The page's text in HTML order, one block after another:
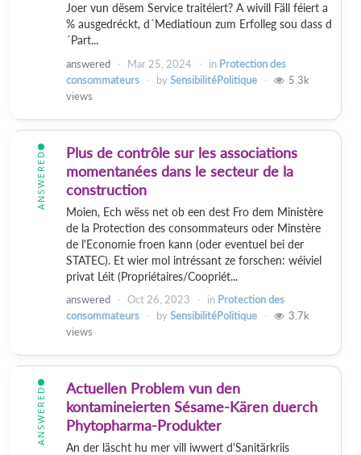
Joer vun dësem Service traitéiert? A wivill Fäll féiert a
% ausgedréckt, d´Mediatioun zum Erfolleg sou dass d
´Part...
answered Mar 25, 2024 in Protection des
consommateurs
bySensibilitéPolitique
5.3k
views
ANSWERED
Plus de contrôle sur les associations
momentanées dans le secteur de la
construction
Moien, Ech wëss net ob een dest Fro dem Ministère
de la Protection des consommateurs oder Minstère
de l'Economie froen kann (oder eventuel bei der
STATEC). Et wier mol intréssant ze forschen: wéiviel
privat Léit (Propriétaires/Coopriét...
answered Oct 26, 2023 in Protection des
consommateurs
bySensibilitéPolitique
3.7k
views
ANSWERED
Actuellen Problem vun den
kontamineierten Sésame-Kären duerch
Phytopharma-Produkter
An der läscht hu mer vill iwwert d'Sanitärkriis